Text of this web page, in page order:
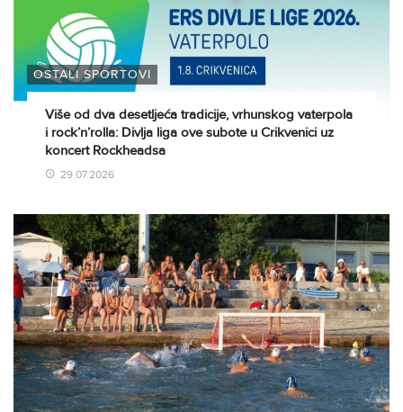
OSTALI SPORTOVI
Više od dva desetljeća tradicije, vrhunskog vaterpola
i rock’n’rolla: Divlja liga ove subote u Crikvenici uz
koncert Rockheadsa
29.07.2026